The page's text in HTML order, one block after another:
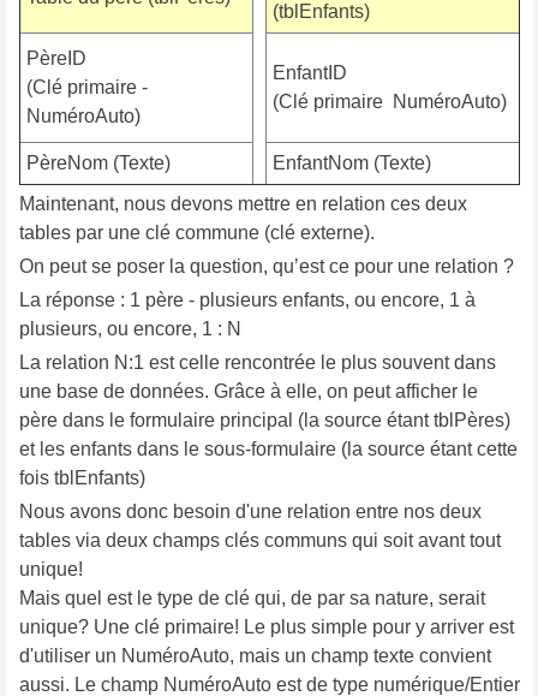
(tblEnfants)
PèreID
(Clé primaire -
NuméroAuto)
EnfantID
(Clé primaire  NuméroAuto)
PèreNom (Texte)
EnfantNom (Texte)
Maintenant, nous devons mettre en relation ces deux
tables par une clé commune (clé externe).
On peut se poser la question, qu’est ce pour une relation ?
La réponse : 1 père - plusieurs enfants, ou encore, 1 à
plusieurs, ou encore, 1 : N
La relation N:1 est celle rencontrée le plus souvent dans
une base de données. Grâce à elle, on peut afficher le
père dans le formulaire principal (la source étant tblPères)
et les enfants dans le sous-formulaire (la source étant cette
fois tblEnfants)
Nous avons donc besoin d'une relation entre nos deux
tables via deux champs clés communs qui soit avant tout
unique!
Mais quel est le type de clé qui, de par sa nature, serait
unique? Une clé primaire! Le plus simple pour y arriver est
d'utiliser un NuméroAuto, mais un champ texte convient
aussi. Le champ NuméroAuto est de type numérique/Entier